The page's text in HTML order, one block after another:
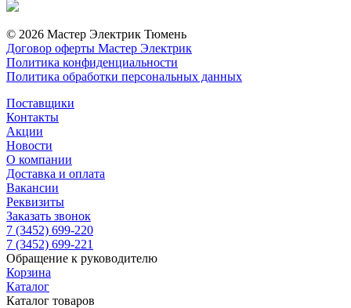
© 2026 Мастер Электрик Тюмень
Договор оферты Мастер Электрик
Политика конфиденциальности
Политика обработки персональных данных
Поставщики
Контакты
Акции
Новости
О компании
Доставка и оплата
Вакансии
Реквизиты
Заказать звонок
7 (3452) 699-220
7 (3452) 699-221
Обращение к руководителю
Корзина
Каталог
Каталог товаров